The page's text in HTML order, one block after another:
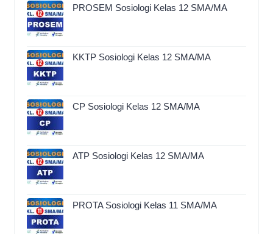
PROSEM Sosiologi Kelas 12 SMA/MA
KKTP Sosiologi Kelas 12 SMA/MA
CP Sosiologi Kelas 12 SMA/MA
ATP Sosiologi Kelas 12 SMA/MA
PROTA Sosiologi Kelas 11 SMA/MA